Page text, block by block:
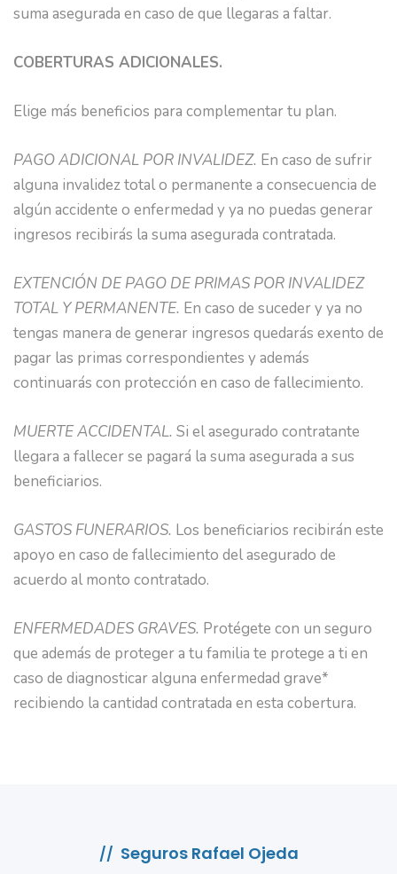
suma asegurada en caso de que llegaras a faltar.
COBERTURAS ADICIONALES.
Elige más beneficios para complementar tu plan.
PAGO ADICIONAL POR INVALIDEZ. En caso de sufrir
alguna invalidez total o permanente a consecuencia de
algún accidente o enfermedad y ya no puedas generar
ingresos recibirás la suma asegurada contratada.
EXTENCIÓN DE PAGO DE PRIMAS POR INVALIDEZ
TOTAL Y PERMANENTE. En caso de suceder y ya no
tengas manera de generar ingresos quedarás exento de
pagar las primas correspondientes y además
continuarás con protección en caso de fallecimiento.
MUERTE ACCIDENTAL. Si el asegurado contratante
llegara a fallecer se pagará la suma asegurada a sus
beneficiarios.
GASTOS FUNERARIOS. Los beneficiarios recibirán este
apoyo en caso de fallecimiento del asegurado de
acuerdo al monto contratado.
ENFERMEDADES GRAVES. Protégete con un seguro
que además de proteger a tu familia te protege a ti en
caso de diagnosticar alguna enfermedad grave*
recibiendo la cantidad contratada en esta cobertura.
// Seguros Rafael Ojeda